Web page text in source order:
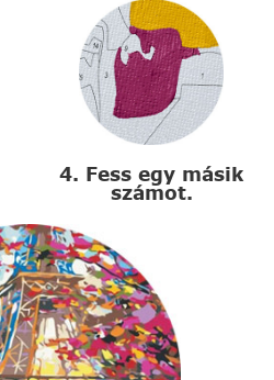
4. Fess egy másik
számot.